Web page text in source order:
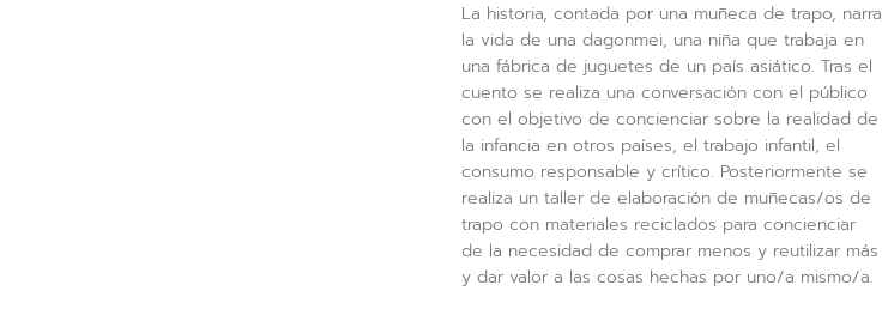
La historia, contada por una muñeca de trapo, narra
la vida de una dagonmei, una niña que trabaja en
una fábrica de juguetes de un país asiático. Tras el
cuento se realiza una conversación con el público
con el objetivo de concienciar sobre la realidad de
la infancia en otros países, el trabajo infantil, el
consumo responsable y crítico. Posteriormente se
realiza un taller de elaboración de muñecas/os de
trapo con materiales reciclados para concienciar
de la necesidad de comprar menos y reutilizar más
y dar valor a las cosas hechas por uno/a mismo/a.